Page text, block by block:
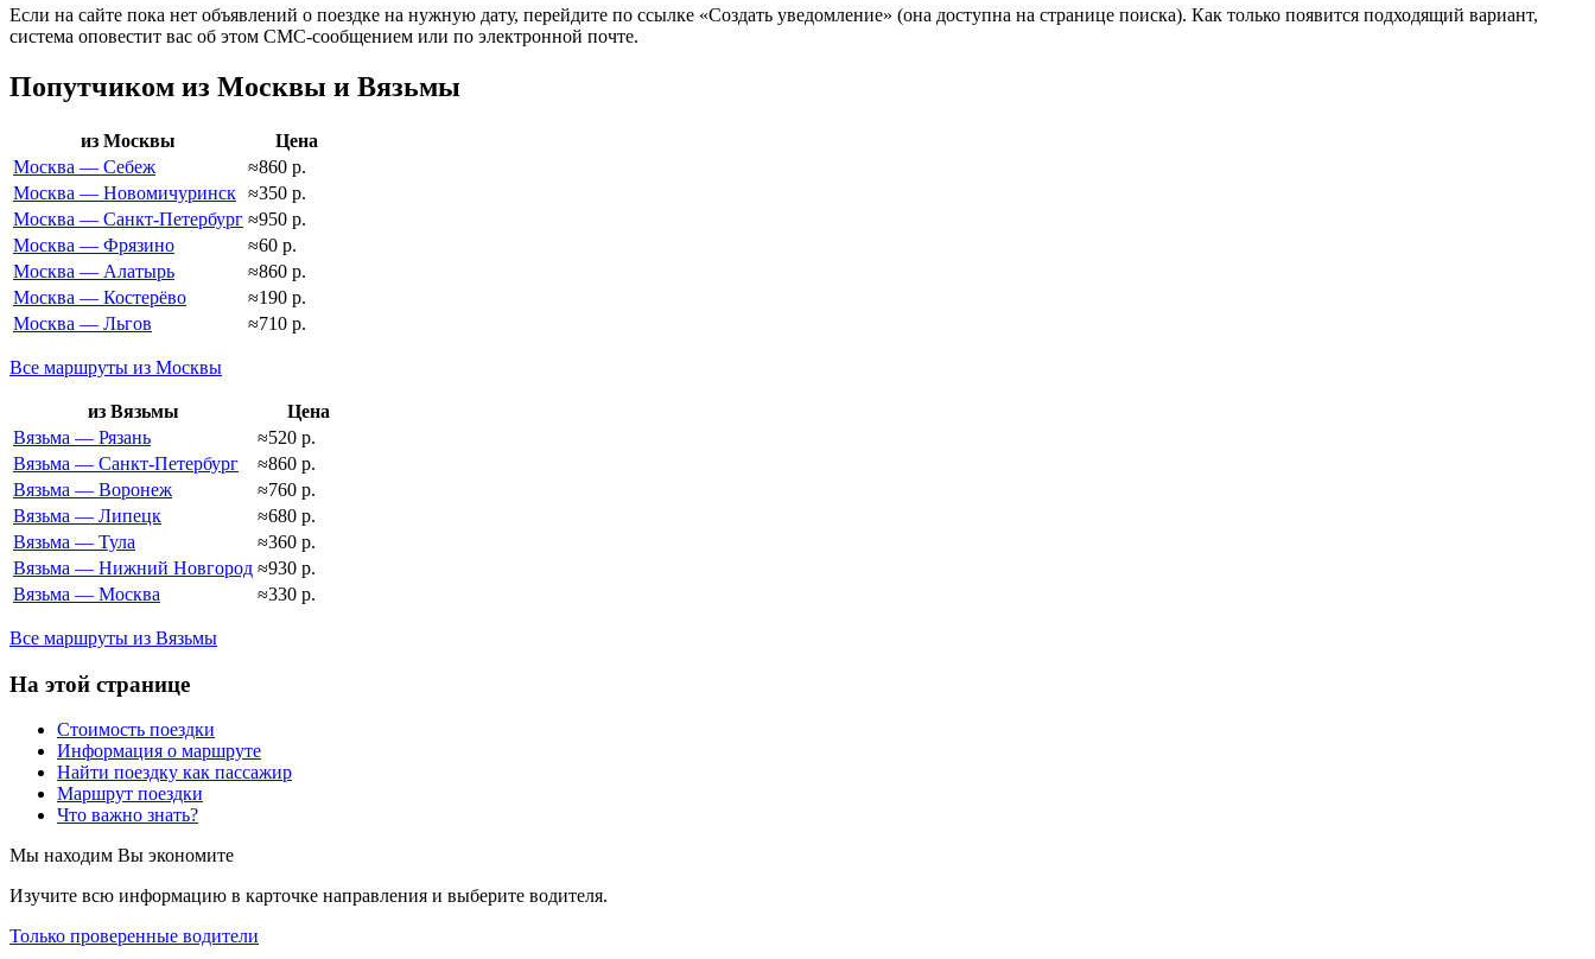
Если на сайте пока нет объявлений о поездке на нужную дату, перейдите по ссылке «Создать уведомление» (она доступна на странице поиска). Как только появится подходящий вариант,
система оповестит вас об этом СМС-сообщением или по электронной почте.
Попутчиком из Москвы и Вязьмы
из Москвы
Цена
Москва — Себеж
≈860 р.
Москва — Новомичуринск ≈350 р.
Москва — Санкт-Петербург ≈950 р.
Москва — Фрязино
≈60 р.
Москва — Алатырь
≈860 р.
Москва — Костерёво
≈190 р.
Москва — Льгов
≈710 р.
Все маршруты из Москвы
из Вязьмы
Цена
Вязьма — Рязань
≈520 р.
Вязьма — Санкт-Петербург
≈860 р.
Вязьма — Воронеж
≈760 р.
Вязьма — Липецк
≈680 р.
Вязьма — Тула
≈360 р.
Вязьма — Нижний Новгород ≈930 р.
Вязьма — Москва
≈330 р.
Все маршруты из Вязьмы
На этой странице
Стоимость поездки
Информация о маршруте
Найти поездку как пассажир
Маршрут поездки
Что важно знать?
Мы находим Вы экономите
Изучите всю информацию в карточке направления и выберите водителя.
Только проверенные водители